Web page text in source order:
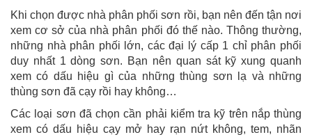
Khi chọn được nhà phân phối sơn rồi, bạn nên đến tận nơi
xem cơ sở của nhà phân phối đó thế nào. Thông thường,
những nhà phân phối lớn, các đại lý cấp 1 chỉ phân phối
duy nhất 1 dòng sơn. Bạn nên quan sát kỹ xung quanh
xem có dấu hiệu gì của những thùng sơn lạ và những
thùng sơn đã cạy rồi hay không…
Các loại sơn đã chọn cần phải kiểm tra kỹ trên nắp thùng
xem có dấu hiệu cạy mở hay rạn nứt không, tem, nhãn